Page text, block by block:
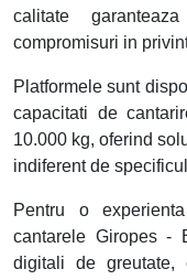
calitate
compromisuri in
Platformele sunt
capacitati de
10.000 kg, oferind
indiferent de
Pentru o
cantarele Giropes -
digitali de greutate,